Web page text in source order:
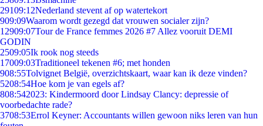
29109:12Nederland stevent af op watertekort
909:09Waarom wordt gezegd dat vrouwen socialer zijn?
12909:07Tour de France femmes 2026 #7 Allez vooruit DEMI
GODIN
2509:05Ik rook nog steeds
17009:03Traditioneel tekenen #6; met honden
908:55Tolvignet België, overzichtskaart, waar kan ik deze vinden?
5208:54Hoe kom je van egels af?
808:542023: Kindermoord door Lindsay Clancy: depressie of
voorbedachte rade?
3708:53Errol Keyner: Accountants willen gewoon niks leren van hun